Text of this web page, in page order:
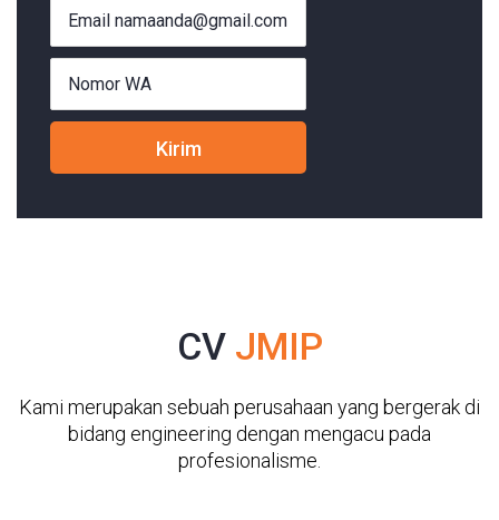
CV JMIP
Kami merupakan sebuah perusahaan yang bergerak di
bidang engineering dengan mengacu pada
profesionalisme.